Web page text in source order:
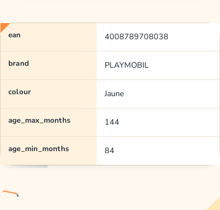
ean 4008789708038
brand PLAYMOBIL
colour Jaune
age_max_months 144
age_min_months 84